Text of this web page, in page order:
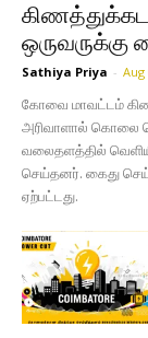
ஒருவருக்கு
Sathiya Priya - Aug
கோவை மாவட்டம்
அரிவாளால் கொலை
வலைதளத்தில்
செய்தனர். கைது
ஏற்பட்டது.